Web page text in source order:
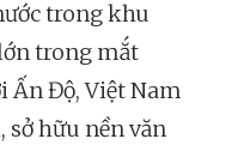
trong khu
trong mắt
Ấn Độ, Việt Nam
sở hữu nền văn